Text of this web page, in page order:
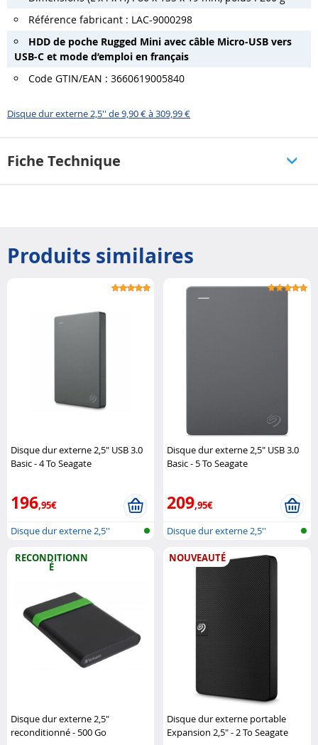
Référence fabricant : LAC-9000298
HDD de poche Rugged Mini avec câble Micro-USB vers
USB-C et mode d’emploi en français
Code GTIN/EAN : 3660619005840
Disque dur externe 2,5'' de 9,90 € à 309,99 €
Fiche Technique
Produits similaires
Disque dur externe 2,5" USB 3.0
Basic - 4 To Seagate
196,95€
Disque dur externe 2,5''
Disque dur externe 2,5" USB 3.0
Basic - 5 To Seagate
209,95€
Disque dur externe 2,5''
RECONDITIONN
É
Disque dur externe 2,5"
reconditionné - 500 Go
NOUVEAUTÉ
Disque dur externe portable
Expansion 2,5" - 2 To Seagate